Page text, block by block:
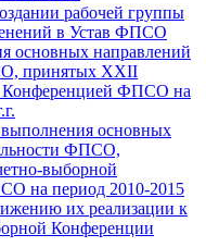
рабочей группы
в Устав ФПСО
основных направлений
принятых XXII
Конференцией ФПСО на
основных
ФПСО,
выборной
на период 2010-2015
их реализации к
Конференции